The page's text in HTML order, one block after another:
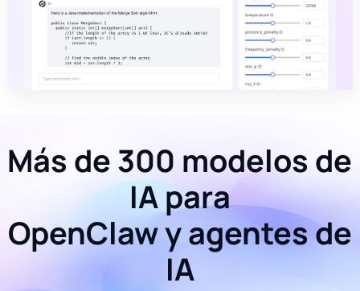
Más de 300 modelos de
IA para
OpenClaw y agentes de
IA